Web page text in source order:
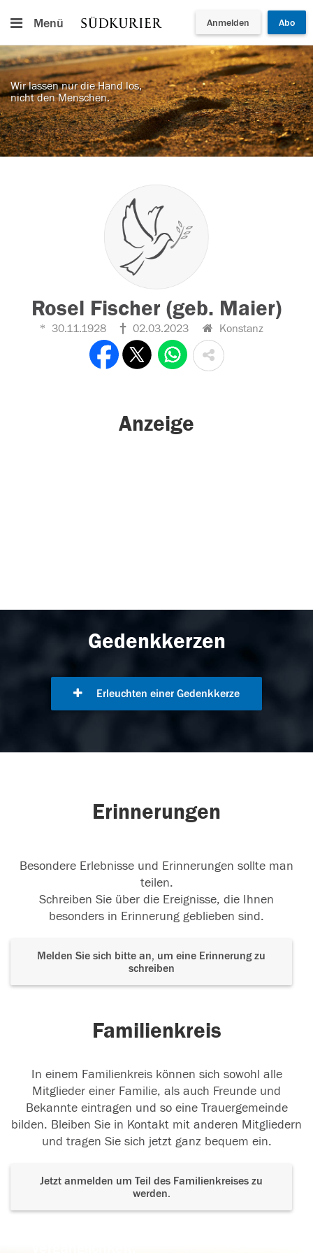
Menü Anmelden Abo
Wir lassen nur die Hand los,
nicht den Menschen.
Rosel Fischer (geb. Maier)
30.11.1928 02.03.2023 Konstanz
Anzeige
Gedenkkerzen
Erleuchten einer Gedenkkerze
Erinnerungen
Besondere Erlebnisse und Erinnerungen sollte man
teilen.
Schreiben Sie über die Ereignisse, die Ihnen
besonders in Erinnerung geblieben sind.
Melden Sie sich bitte an, um eine Erinnerung zu
schreiben
Familienkreis
In einem Familienkreis können sich sowohl alle
Mitglieder einer Familie, als auch Freunde und
Bekannte eintragen und so eine Trauergemeinde
bilden. Bleiben Sie in Kontakt mit anderen Mitgliedern
und tragen Sie sich jetzt ganz bequem ein.
Jetzt anmelden um Teil des Familienkreises zu
werden.